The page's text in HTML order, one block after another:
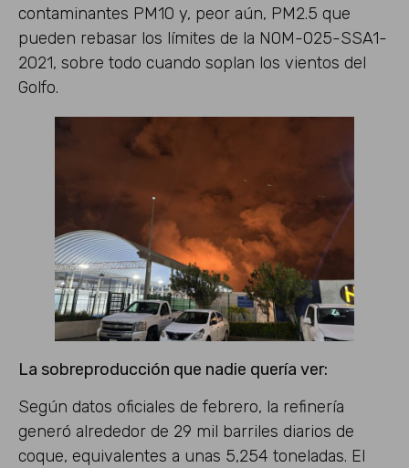
contaminantes PM10 y, peor aún, PM2.5 que
pueden rebasar los límites de la NOM-025-SSA1-
2021, sobre todo cuando soplan los vientos del
Golfo.
La sobreproducción que nadie quería ver:
Según datos oficiales de febrero, la refinería
generó alrededor de 29 mil barriles diarios de
coque, equivalentes a unas 5,254 toneladas. El